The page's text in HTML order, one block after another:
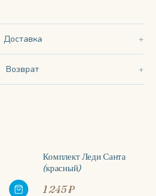
Доставка
Возврат
Комплект Леди Санта
(красный)
1 245 ₽